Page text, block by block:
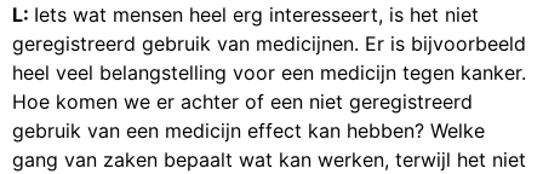
L: Iets wat mensen heel erg interesseert, is het niet
geregistreerd gebruik van medicijnen. Er is bijvoorbeeld
heel veel belangstelling voor een medicijn tegen kanker.
Hoe komen we er achter of een niet geregistreerd
gebruik van een medicijn effect kan hebben? Welke
gang van zaken bepaalt wat kan werken, terwijl het niet